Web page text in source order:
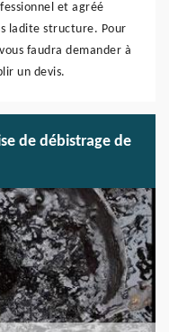
et agréé
ladite structure. Pour
faudra demander à
un devis.
de débistrage de